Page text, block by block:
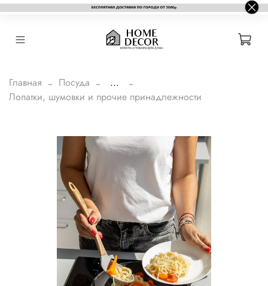
Главная Посуда
...
Лопатки, шумовки и прочие принадлежности